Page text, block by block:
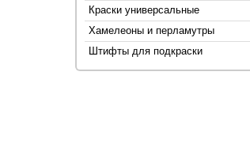
Краски универсальные
Хамелеоны и перламутры
Штифты для подкраски